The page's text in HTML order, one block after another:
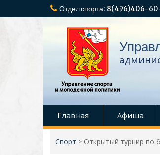
к
Отдел спорта: 8(496)406-
Главная Афиша
Спорт > Открытый турнир по